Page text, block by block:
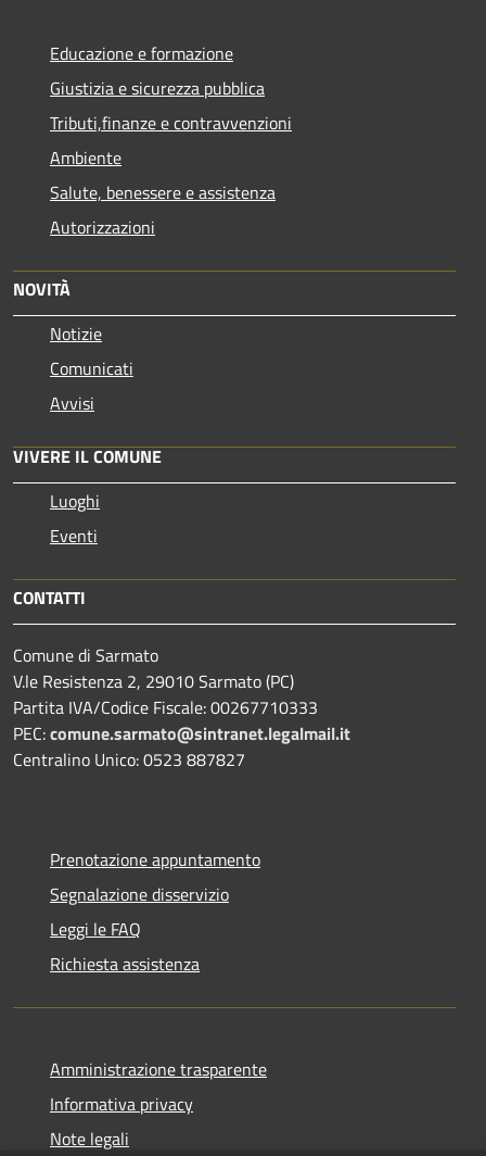
Educazione e formazione
Giustizia e sicurezza pubblica
Tributi,finanze e contravvenzioni
Ambiente
Salute, benessere e assistenza
Autorizzazioni
NOVITÀ
Notizie
Comunicati
Avvisi
VIVERE IL COMUNE
Luoghi
Eventi
CONTATTI
Comune di Sarmato
V.le Resistenza 2, 29010 Sarmato (PC)
Partita IVA/Codice Fiscale: 00267710333
PEC:comune.sarmato@sintranet.legalmail.it
Centralino Unico: 0523 887827
Prenotazione appuntamento
Segnalazione disservizio
Leggi le FAQ
Richiesta assistenza
Amministrazione trasparente
Informativa privacy
Note legali